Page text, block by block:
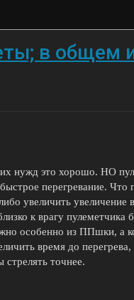
в общем
нужд это хорошо. НО
перегревание. Что
увеличить
к врагу пулеметчика
особенно из ППшки, а
время до
стрелять точнее.